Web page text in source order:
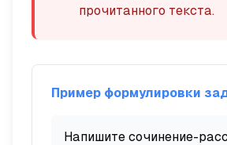
прочитанного текста.
Пример формулировки
Напишите сочинение-